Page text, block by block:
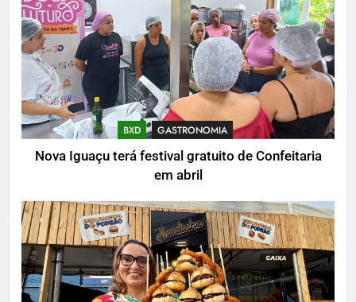
BXD GASTRONOMIA
Nova Iguaçu terá festival gratuito de Confeitaria
em abril